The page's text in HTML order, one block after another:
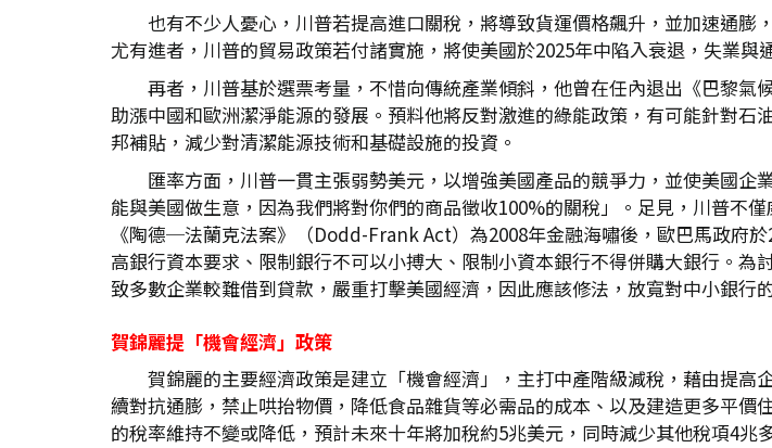
也有不少人憂心，川普若提高進口關稅，將導致貨運價格飆升，並加速通
尤有進者，川普的貿易政策若付諸實施，將使美國於2025年中陷入衰退，失業與
再者，川普基於選票考量，不惜向傳統產業傾斜，他曾在任內退出《巴黎
助漲中國和歐洲潔淨能源的發展。預料他將反對激進的綠能政策，有可能針對
邦補貼，減少對清潔能源技術和基礎設施的投資。
匯率方面，川普一貫主張弱勢美元，以增強美國產品的競爭力，並使美國
能與美國做生意，因為我們將對你們的商品徵收100%的關稅」。足見，川普不
《陶德─法蘭克法案》（Dodd-Frank Act）為2008年金融海嘯後，歐巴馬政府
高銀行資本要求、限制銀行不可以小搏大、限制小資本銀行不得併購大銀行。
致多數企業較難借到貸款，嚴重打擊美國經濟，因此應該修法，放寬對中小銀
賀錦麗提「機會經濟」政策
賀錦麗的主要經濟政策是建立「機會經濟」，主打中產階級減稅，藉由提
續對抗通膨，禁止哄抬物價，降低食品雜貨等必需品的成本、以及建造更多平
的稅率維持不變或降低，預計未來十年將加稅約5兆美元，同時減少其他稅項4